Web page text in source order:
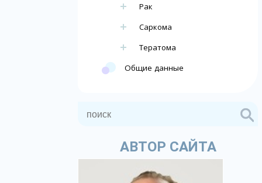
Рак
Саркома
Тератома
Общие данные
АВТОР САЙТА